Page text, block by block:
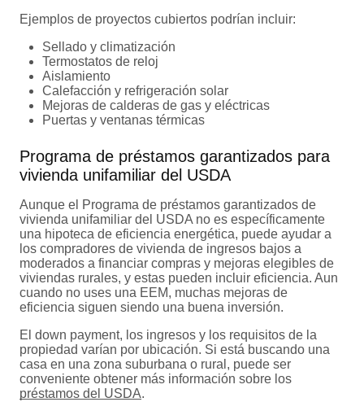
Ejemplos de proyectos cubiertos podrían incluir:
Sellado y climatización
Termostatos de reloj
Aislamiento
Calefacción y refrigeración solar
Mejoras de calderas de gas y eléctricas
Puertas y ventanas térmicas
Programa de préstamos garantizados para
vivienda unifamiliar del USDA
Aunque el Programa de préstamos garantizados de
vivienda unifamiliar del USDA no es específicamente
una hipoteca de eficiencia energética, puede ayudar a
los compradores de vivienda de ingresos bajos a
moderados a financiar compras y mejoras elegibles de
viviendas rurales, y estas pueden incluir eficiencia. Aun
cuando no uses una EEM, muchas mejoras de
eficiencia siguen siendo una buena inversión.
El down payment, los ingresos y los requisitos de la
propiedad varían por ubicación. Si está buscando una
casa en una zona suburbana o rural, puede ser
conveniente obtener más información sobre los
préstamos del USDA.